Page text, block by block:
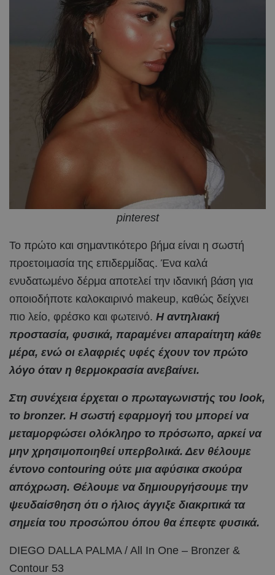
pinterest
Το πρώτο και σημαντικότερο βήμα είναι η σωστή
προετοιμασία της επιδερμίδας. Ένα καλά
ενυδατωμένο δέρμα αποτελεί την ιδανική βάση για
οποιοδήποτε καλοκαιρινό makeup, καθώς δείχνει
πιο λείο, φρέσκο και φωτεινό. Η αντηλιακή
προστασία, φυσικά, παραμένει απαραίτητη κάθε
μέρα, ενώ οι ελαφριές υφές έχουν τον πρώτο
λόγο όταν η θερμοκρασία ανεβαίνει.
Στη συνέχεια έρχεται ο πρωταγωνιστής του look,
το bronzer. Η σωστή εφαρμογή του μπορεί να
μεταμορφώσει ολόκληρο το πρόσωπο, αρκεί να
μην χρησιμοποιηθεί υπερβολικά. Δεν θέλουμε
έντονο contouring ούτε μια αφύσικα σκούρα
απόχρωση. Θέλουμε να δημιουργήσουμε την
ψευδαίσθηση ότι ο ήλιος άγγιξε διακριτικά τα
σημεία του προσώπου όπου θα έπεφτε φυσικά.
DIEGO DALLA PALMA / All In One – Bronzer &
Contour 53